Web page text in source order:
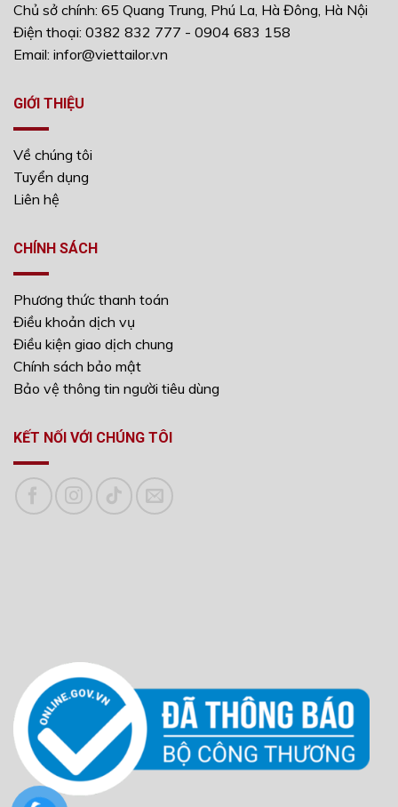
Chủ sở chính: 65 Quang Trung, Phú La, Hà Đông, Hà Nội
Điện thoại: 0382 832 777 - 0904 683 158
Email: infor@viettailor.vn
GIỚI THIỆU
Về chúng tôi
Tuyển dụng
Liên hệ
CHÍNH SÁCH
Phương thức thanh toán
Điều khoản dịch vụ
Điều kiện giao dịch chung
Chính sách bảo mật
Bảo vệ thông tin người tiêu dùng
KẾT NỐI VỚI CHÚNG TÔI